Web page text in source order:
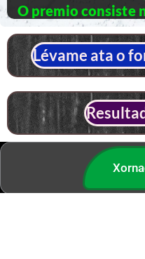
O premio consiste
Lévame ata o